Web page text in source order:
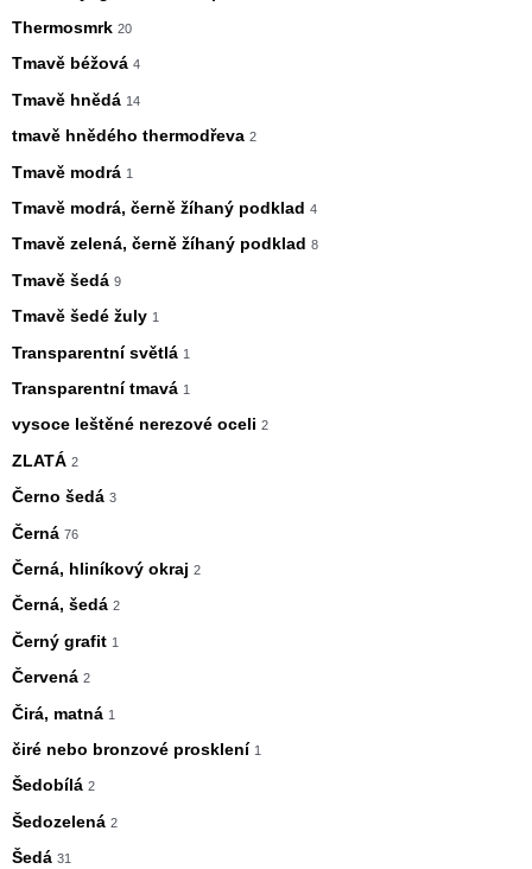
Thermosmrk 20
Tmavě béžová 4
Tmavě hnědá 14
tmavě hnědého thermodřeva 2
Tmavě modrá 1
Tmavě modrá, černě žíhaný podklad 4
Tmavě zelená, černě žíhaný podklad 8
Tmavě šedá 9
Tmavě šedé žuly 1
Transparentní světlá 1
Transparentní tmavá 1
vysoce leštěné nerezové oceli 2
ZLATÁ 2
Černo šedá 3
Černá 76
Černá, hliníkový okraj 2
Černá, šedá 2
Černý grafit 1
Červená 2
Čirá, matná 1
čiré nebo bronzové prosklení 1
Šedobílá 2
Šedozelená 2
Šedá 31